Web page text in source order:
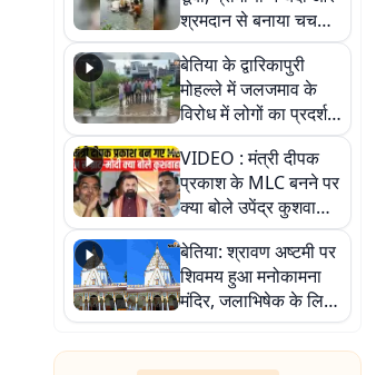
श्रमदान से बनाया चचरी
पुल
बेतिया के द्वारिकापुरी
मोहल्ले में जलजमाव के
विरोध में लोगों का प्रदर्शन,
स्थायी समाधान की मांग
VIDEO : मंत्री दीपक
प्रकाश के MLC बनने पर
क्या बोले उपेंद्र कुशवाहा,
सुनिए
बेतिया: श्रावण अष्टमी पर
शिवमय हुआ मनोकामना
मंदिर, जलाभिषेक के लिए
लगी लंबी कतारें